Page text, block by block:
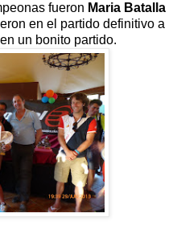
fueron Maria Batalla
en el partido definitivo a
un bonito partido.